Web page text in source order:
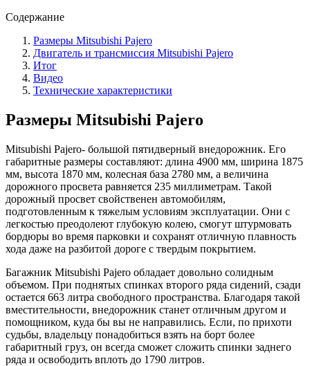
Содержание
Размеры Mitsubishi Pajero
Двигатель и трансмиссия Mitsubishi Pajero
Итог
Видео
Технические характеристики
Размеры Mitsubishi Pajero
Mitsubishi Pajero- большой пятидверный внедорожник. Его
габаритные размеры составляют: длина 4900 мм, ширина 1875
мм, высота 1870 мм, колесная база 2780 мм, а величина
дорожного просвета равняется 235 миллиметрам. Такой
дорожный просвет свойственен автомобилям,
подготовленным к тяжелым условиям эксплуатации. Они с
легкостью преодолеют глубокую колею, смогут штурмовать
бордюры во время парковки и сохранят отличную плавность
хода даже на разбитой дороге с твердым покрытием.
Багажник Mitsubishi Pajero обладает довольно солидным
объемом. При поднятых спинках второго ряда сидений, сзади
остается 663 литра свободного пространства. Благодаря такой
вместительности, внедорожник станет отличным другом и
помощником, куда бы вы не направились. Если, по прихоти
судьбы, владельцу понадобиться взять на борт более
габаритный груз, он всегда сможет сложить спинки заднего
ряда и освободить вплоть до 1790 литров.